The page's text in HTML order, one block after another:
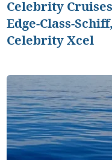
Celebrity
Edge-Class-
Celebrity Xcel